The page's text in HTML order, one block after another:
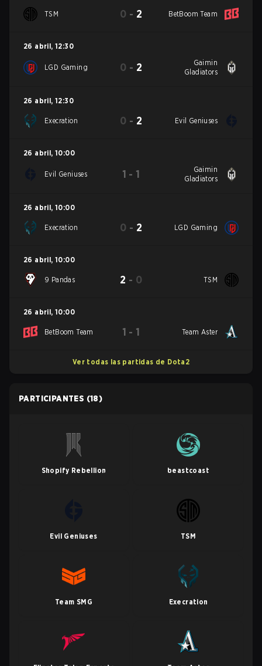
TSM 0 - 2 BetBoom Team
26 abril, 12:30
LGD Gaming 0 - 2
Gaimin
Gladiators
26 abril, 12:30
Execration 0 - 2 Evil Geniuses
26 abril, 10:00
Evil Geniuses 1 - 1
Gaimin
Gladiators
26 abril, 10:00
Execration 0 - 2 LGD Gaming
26 abril, 10:00
9 Pandas 2 - 0 TSM
26 abril, 10:00
BetBoom Team 1 - 1 Team Aster
Ver todas las partidas de Dota2
PARTICIPANTES (18)
Shopify Rebellion beastcoast
Evil Geniuses TSM
Team SMG Execration